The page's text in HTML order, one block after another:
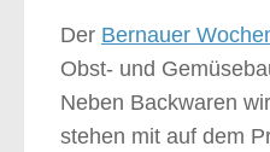
Der Bernauer
Obst- und
Neben Backwaren
stehen mit auf dem